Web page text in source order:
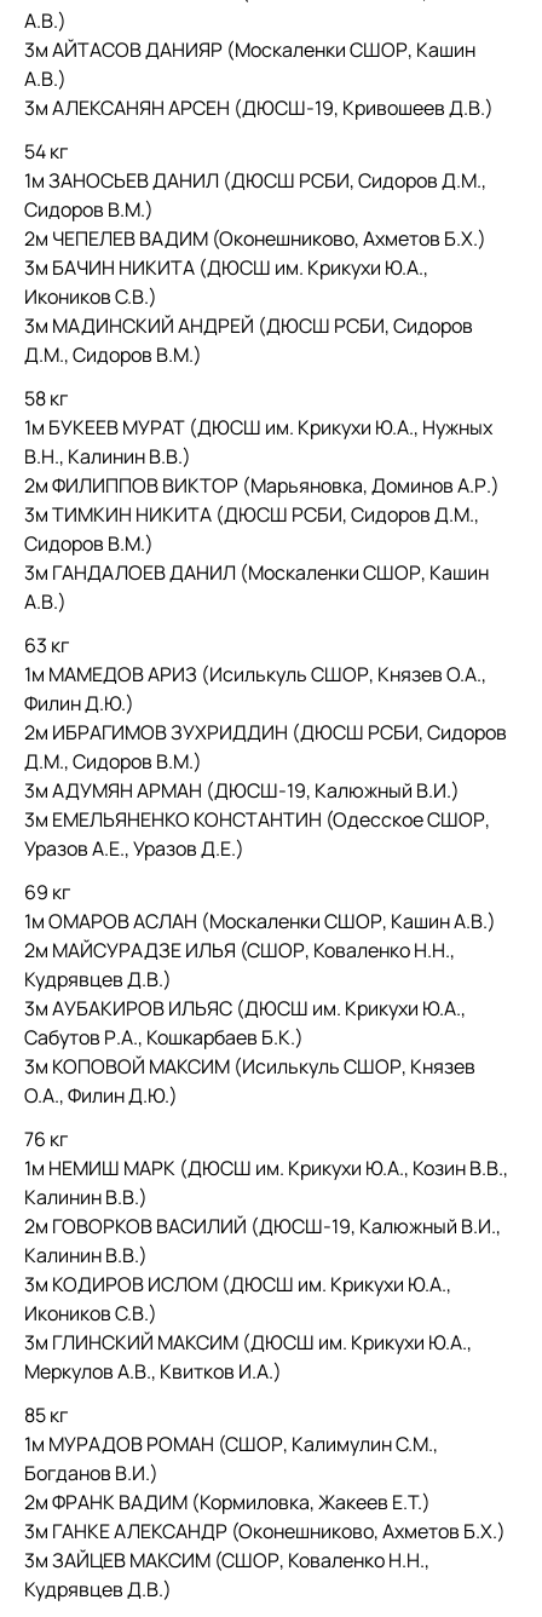
А.В.)
3м АЙТАСОВ ДАНИЯР (Москаленки СШОР, Кашин
А.В.)
3м АЛЕКСАНЯН АРСЕН (ДЮСШ-19, Кривошеев Д.В.)
54 кг
1м ЗАНОСЬЕВ ДАНИЛ (ДЮСШ РСБИ, Сидоров Д.М.,
Сидоров В.М.)
2м ЧЕПЕЛЕВ ВАДИМ (Оконешниково, Ахметов Б.Х.)
3м БАЧИН НИКИТА (ДЮСШ им. Крикухи Ю.А.,
Икоников С.В.)
3м МАДИНСКИЙ АНДРЕЙ (ДЮСШ РСБИ, Сидоров
Д.М., Сидоров В.М.)
58 кг
1м БУКЕЕВ МУРАТ (ДЮСШ им. Крикухи Ю.А., Нужных
В.Н., Калинин В.В.)
2м ФИЛИППОВ ВИКТОР (Марьяновка, Доминов А.Р.)
3м ТИМКИН НИКИТА (ДЮСШ РСБИ, Сидоров Д.М.,
Сидоров В.М.)
3м ГАНДАЛОЕВ ДАНИЛ (Москаленки СШОР, Кашин
А.В.)
63 кг
1м МАМЕДОВ АРИЗ (Исилькуль СШОР, Князев О.А.,
Филин Д.Ю.)
2м ИБРАГИМОВ ЗУХРИДДИН (ДЮСШ РСБИ, Сидоров
Д.М., Сидоров В.М.)
3м АДУМЯН АРМАН (ДЮСШ-19, Калюжный В.И.)
3м ЕМЕЛЬЯНЕНКО КОНСТАНТИН (Одесское СШОР,
Уразов А.Е., Уразов Д.Е.)
69 кг
1м ОМАРОВ АСЛАН (Москаленки СШОР, Кашин А.В.)
2м МАЙСУРАДЗЕ ИЛЬЯ (СШОР, Коваленко Н.Н.,
Кудрявцев Д.В.)
3м АУБАКИРОВ ИЛЬЯС (ДЮСШ им. Крикухи Ю.А.,
Сабутов Р.А., Кошкарбаев Б.К.)
3м КОПОВОЙ МАКСИМ (Исилькуль СШОР, Князев
О.А., Филин Д.Ю.)
76 кг
1м НЕМИШ МАРК (ДЮСШ им. Крикухи Ю.А., Козин В.В.,
Калинин В.В.)
2м ГОВОРКОВ ВАСИЛИЙ (ДЮСШ-19, Калюжный В.И.,
Калинин В.В.)
3м КОДИРОВ ИСЛОМ (ДЮСШ им. Крикухи Ю.А.,
Икоников С.В.)
3м ГЛИНСКИЙ МАКСИМ (ДЮСШ им. Крикухи Ю.А.,
Меркулов А.В., Квитков И.А.)
85 кг
1м МУРАДОВ РОМАН (СШОР, Калимулин С.М.,
Богданов В.И.)
2м ФРАНК ВАДИМ (Кормиловка, Жакеев Е.Т.)
3м ГАНКЕ АЛЕКСАНДР (Оконешниково, Ахметов Б.Х.)
3м ЗАЙЦЕВ МАКСИМ (СШОР, Коваленко Н.Н.,
Кудрявцев Д.В.)